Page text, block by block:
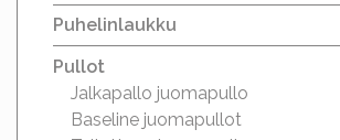
Puhelinlaukku
Pullot
Jalkapallo juomapullo
Baseline juomapullot